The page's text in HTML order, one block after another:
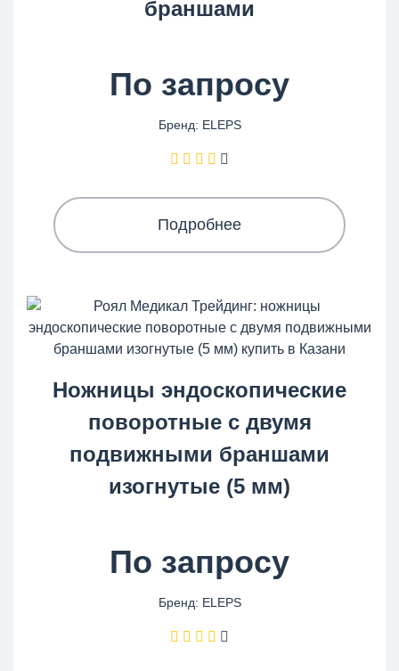
браншами
По запросу
Бренд: ELEPS
Подробнее
Ножницы эндоскопические
поворотные с двумя
подвижными браншами
изогнутые (5 мм)
По запросу
Бренд: ELEPS